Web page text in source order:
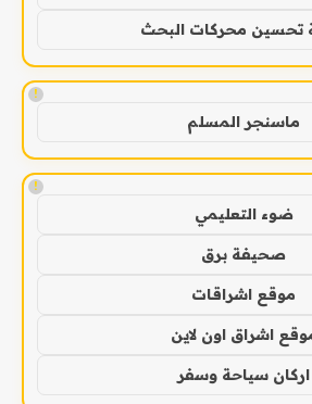
تحسين محركات البحث
!
ماسنجر المسلم
!
ضوء التعليمي
صحيفة برق
موقع اشراقات
اشراق اون لاين
اركان سياحة وسفر